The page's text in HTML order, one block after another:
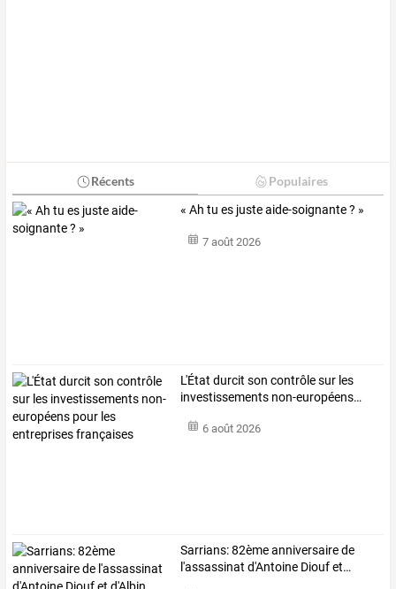
Récents Populaires
« Ah tu es juste aide-soignante ? »
7 août 2026
L'État durcit son contrôlesur les
investissements non-européens…
6 août 2026
Sarrians:82èmeanniversairede
l'assassinat d'Antoine Dioufet…